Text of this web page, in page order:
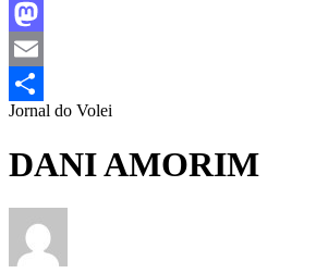
Facebook
Mastodon
Email
Share
Jornal do Volei
DANI AMORIM